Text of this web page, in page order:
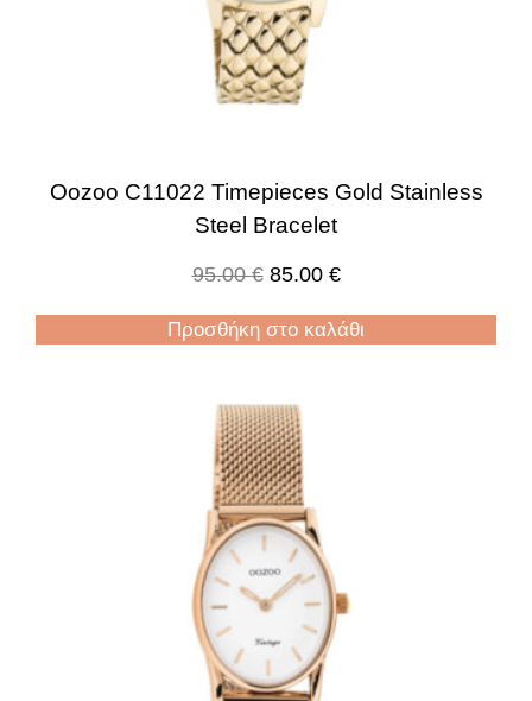
Oozoo C11022 Timepieces Gold Stainless
Steel Bracelet
95.00€ 85.00 €
Προσθήκη στο καλάθι